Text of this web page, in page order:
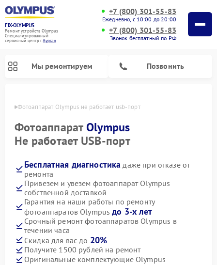
FIX-OLYMPUS
Ремонт устройств Olympus
Специализированный
cервисный центр г.Курган
+7 (800) 301-55-83
Ежедневно, с 10:00 до 20:00
+7 (800) 301-55-83
Звонок бесплатный по РФ
Мы ремонтируем Позвонить
Фотоаппарат Olympus не работает usb-порт
Фотоаппарат Olympus
Не работает USB-порт
Бесплатная диагностика даже при отказе от
ремонта
Привезем и увезем фотоаппарат Olympus
собственной доставкой
Гарантия на наши работы по ремонту
фотоаппаратов Olympusдо 3-х лет
Срочный ремонт фотоаппаратов Olympus в
течении часа
Скидка для вас до 20%
Получите 1500 рублей на ремонт
Оригинальные комплектующие Olympus